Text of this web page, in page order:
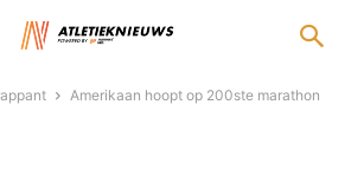
Amerikaan hoopt op 200ste marathon